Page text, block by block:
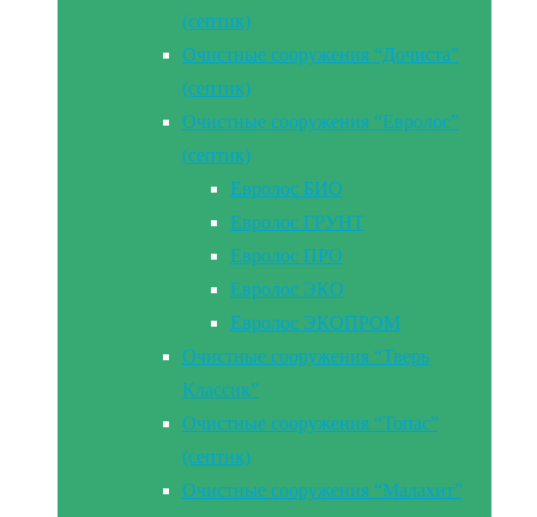
(септик)
Очистные сооружения “Дочиста”
(септик)
Очистные сооружения “Евролос”
(септик)
Евролос БИО
Евролос ГРУНТ
Евролос ПРО
Евролос ЭКО
Евролос ЭКОПРОМ
Очистные сооружения “Тверь
Классик”
Очистные сооружения “Топас”
(септик)
Очистные сооружения “Малахит”